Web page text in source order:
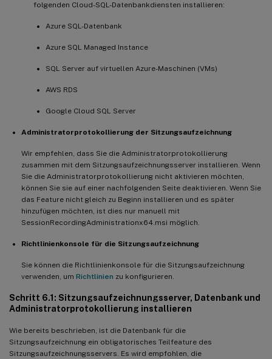
folgenden Cloud-SQL-Datenbankdiensten installieren:
Azure SQL-Datenbank
Azure SQL Managed Instance
SQL Server auf virtuellen Azure-Maschinen (VMs)
AWS RDS
Google Cloud SQL Server
Administratorprotokollierung der Sitzungsaufzeichnung
Wir empfehlen, dass Sie die Administratorprotokollierung
zusammen mit dem Sitzungsaufzeichnungsserver installieren. Wenn
Sie die Administratorprotokollierung nicht aktivieren möchten,
können Sie sie auf einer nachfolgenden Seite deaktivieren. Wenn Sie
das Feature nicht gleich zu Beginn installieren und es später
hinzufügen möchten, ist dies nur manuell mit
SessionRecordingAdministrationx64.msi möglich.
Richtlinienkonsole für die Sitzungsaufzeichnung
Sie können die Richtlinienkonsole für die Sitzungsaufzeichnung
verwenden, um Richtlinien zu konfigurieren.
Schritt 6.1: Sitzungsaufzeichnungsserver, Datenbank und
Administratorprotokollierung installieren
Wie bereits beschrieben, ist die Datenbank für die
Sitzungsaufzeichnung ein obligatorisches Teilfeature des
Sitzungsaufzeichnungsservers. Es wird empfohlen, die